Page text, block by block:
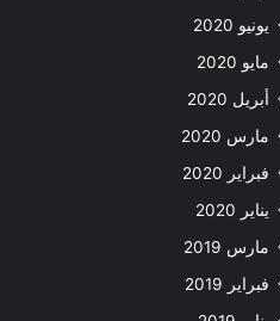
يونيو 2020
مايو 2020
أبريل 2020
مارس 2020
فبراير 2020
يناير 2020
مارس 2019
فبراير 2019